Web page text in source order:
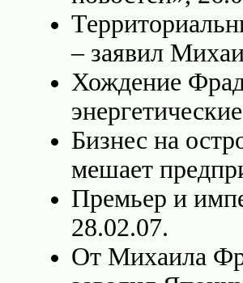
– заявил
Хождение
Бизнес на
мешает
Премьер и
28.02.07.
От Михаила